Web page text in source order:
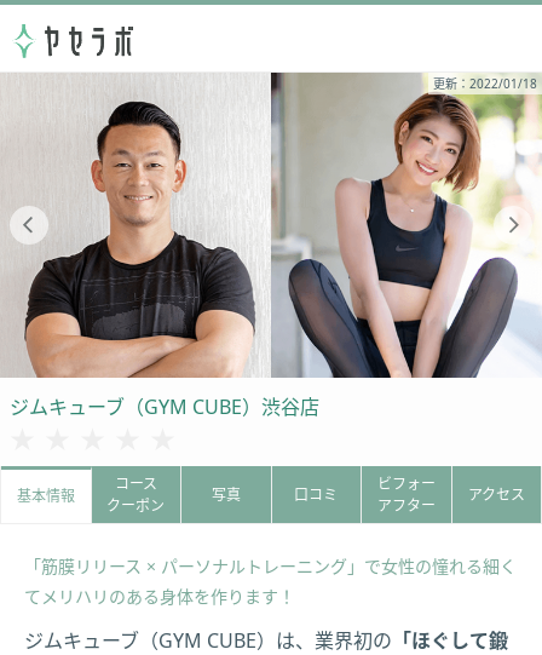
更新：2022/01/18
ジムキューブ（GYM CUBE）渋谷店
基本情報
コース
クーポン
写真 口コミ
ビフォー
アフター
アクセス
「筋膜リリース × パーソナルトレーニング」で女性の憧れる細く
てメリハリのある身体を作ります！
ジムキューブ（GYM CUBE）は、業界初の 「ほぐして鍛